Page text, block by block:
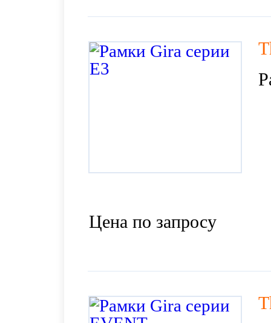
Цена по запросу